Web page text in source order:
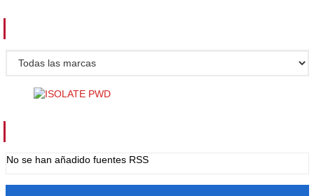
No se han añadido fuentes RSS